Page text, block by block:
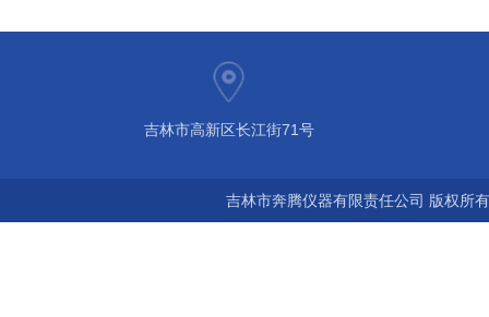
吉林市高新区长江街71号
吉林市奔腾仪器有限责任公司 版权所